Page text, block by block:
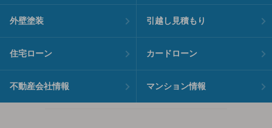
外壁塗装 引越し見積もり
住宅ローン カードローン
不動産会社情報 マンション情報